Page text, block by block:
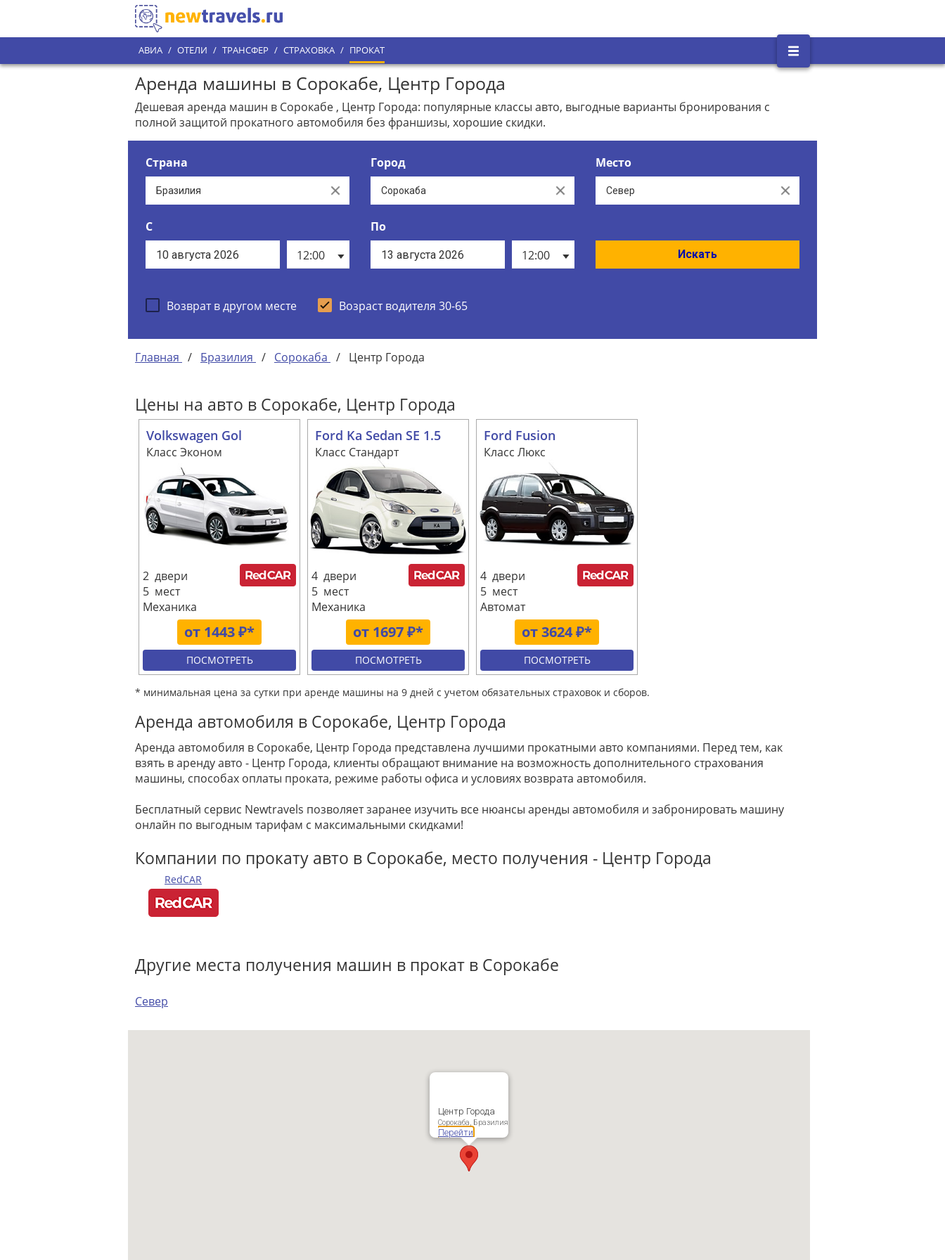
АВИА / ОТЕЛИ / ТРАНСФЕР / СТРАХОВКА / ПРОКАТ
Аренда машины в Сорокабе, Центр Города
Дешевая аренда машин в Сорокабе , Центр Города: популярные классы авто, выгодные варианты бронирования с
полной защитой прокатного автомобиля без франшизы, хорошие скидки.
Страна
Clear
Город
Clear
Место
Clear
С
12:00
По
12:00
Искать
Возврат в другом месте Возраст водителя 30-65
Главная / Бразилия / Сорокаба / Центр Города
Цены на авто в Сорокабе, Центр Города
Volkswagen Gol
Класс Эконом
от 1443 ₽*
2 двери
5 мест
Механика
ПОСМОТРЕТЬ
Ford Ka Sedan SE 1.5
Класс Стандарт
от 1697 ₽*
4 двери
5 мест
Механика
ПОСМОТРЕТЬ
Ford Fusion
Класс Люкс
от 3624 ₽*
4 двери
5 мест
Автомат
ПОСМОТРЕТЬ
* минимальная цена за сутки при аренде машины на 9 дней с учетом обязательных страховок и сборов.
Аренда автомобиля в Сорокабе, Центр Города
Аренда автомобиля в Сорокабе, Центр Города представлена лучшими прокатными авто компаниями. Перед тем, как
взять в аренду авто - Центр Города, клиенты обращают внимание на возможность дополнительного страхования
машины, способах оплаты проката, режиме работы офиса и условиях возврата автомобиля.
Бесплатный сервис Newtravels позволяет заранее изучить все нюансы аренды автомобиля и забронировать машину
онлайн по выгодным тарифам с максимальными скидками!
Компании по прокату авто в Сорокабе, место получения - Центр Города
RedCAR
Другие места получения машин в прокат в Сорокабе
Север
Центр Города
Сорокаба, Бразилия
Перейти